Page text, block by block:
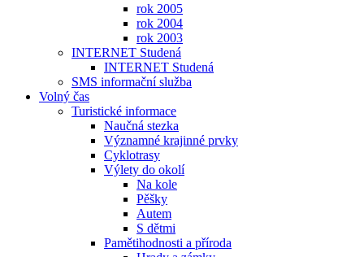
rok 2005
rok 2004
rok 2003
INTERNET Studená
INTERNET Studená
SMS informační služba
Volný čas
Turistické informace
Naučná stezka
Významné krajinné prvky
Cyklotrasy
Výlety do okolí
Na kole
Pěšky
Autem
S dětmi
Pamětihodnosti a příroda